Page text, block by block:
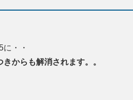
・・
からも解消されます。。